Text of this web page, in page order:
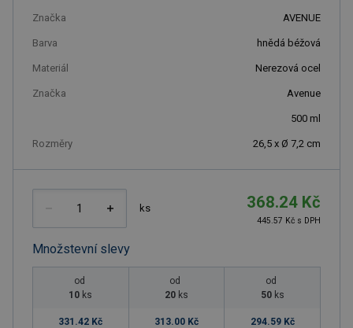
Značka AVENUE
Barva hnědá béžová
Materiál Nerezová ocel
Značka Avenue
500 ml
Rozměry 26,5 x Ø 7,2 cm
ks 368.24 Kč
445.57 Kč s DPH
Množstevní slevy
od
10 ks
331.42 Kč
od
20 ks
313.00 Kč
od
50 ks
294.59 Kč